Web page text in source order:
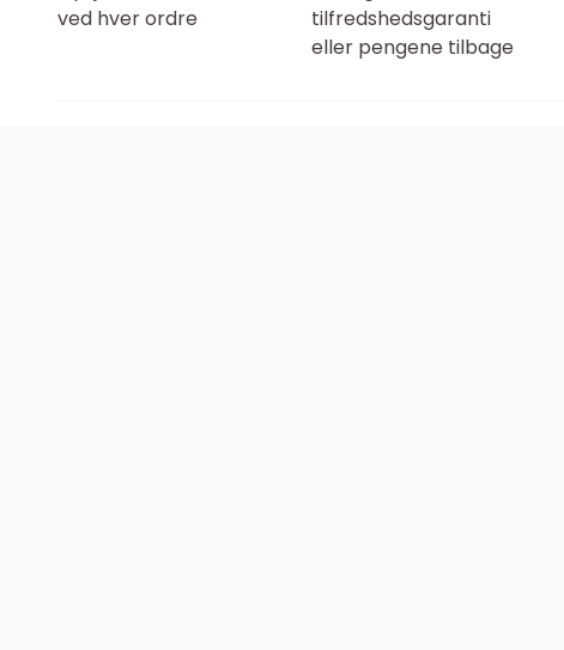
ved hver ordre
tilfredshedsgaranti
eller pengene tilbage